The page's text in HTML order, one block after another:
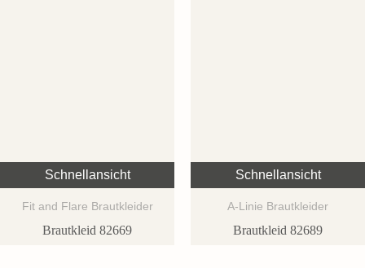
Schnellansicht
Fit and Flare Brautkleider
Brautkleid 82669
Schnellansicht
A-Linie Brautkleider
Brautkleid 82689